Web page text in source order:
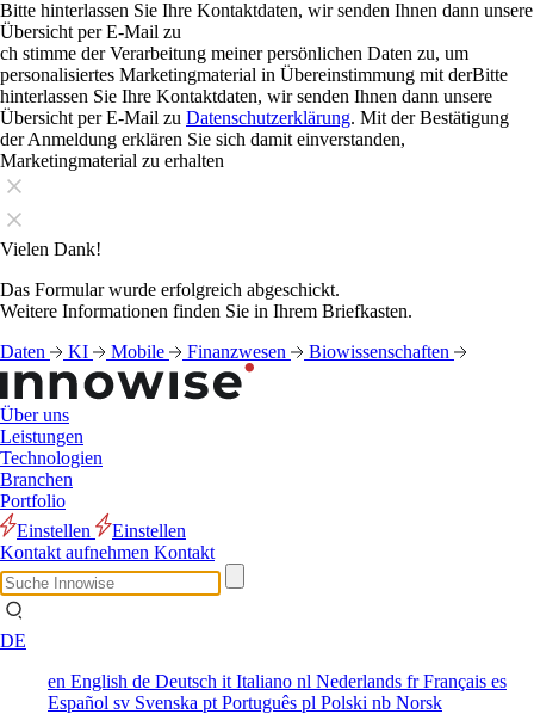
Bitte hinterlassen Sie Ihre Kontaktdaten, wir senden Ihnen dann unsere
Übersicht per E-Mail zu
ch stimme der Verarbeitung meiner persönlichen Daten zu, um
personalisiertes Marketingmaterial in Übereinstimmung mit derBitte
hinterlassen Sie Ihre Kontaktdaten, wir senden Ihnen dann unsere
Übersicht per E-Mail zu Datenschutzerklärung. Mit der Bestätigung
der Anmeldung erklären Sie sich damit einverstanden,
Marketingmaterial zu erhalten
Vielen Dank!
Das Formular wurde erfolgreich abgeschickt.
Weitere Informationen finden Sie in Ihrem Briefkasten.
Daten
KI Mobile Finanzwesen Biowissenschaften
Über uns
Leistungen
Technologien
Branchen
Portfolio
Einstellen
Einstellen
Kontakt aufnehmen Kontakt
DE
en English de Deutsch it Italiano nl Nederlands frFrançais es
Español sv Svenska pt Português pl Polski nb Norsk